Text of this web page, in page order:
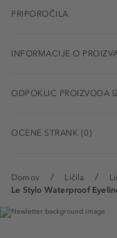
Domov Ličila
Le Stylo Waterproof
PRIPOROČILA
INFORMACIJE O
ODPOKLIC PROIZVODA
OCENE STRANK (0)